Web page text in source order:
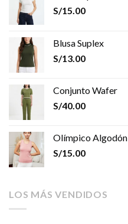
S/15.00
Blusa Suplex
S/13.00
Conjunto Wafer
S/40.00
Olímpico Algodón
S/15.00
LOS MÁS VENDIDOS